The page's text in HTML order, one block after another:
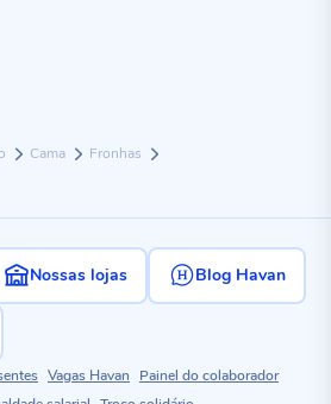
Cama Fronhas
Nossas lojas Blog Havan
Vagas Havan
Painel do colaborador